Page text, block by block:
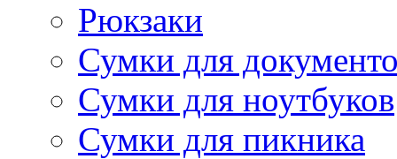
Рюкзаки
Сумки для
Сумки для ноутбуков
Сумки для пикника